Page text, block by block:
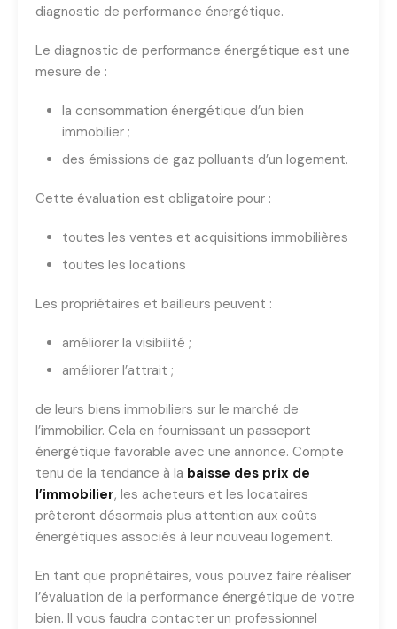
diagnostic de performance énergétique.
Le diagnostic de performance énergétique est une
mesure de :
la consommation énergétique d’un bien
immobilier ;
des émissions de gaz polluants d’un logement.
Cette évaluation est obligatoire pour :
toutes les ventes et acquisitions immobilières
toutes les locations
Les propriétaires et bailleurs peuvent :
améliorer la visibilité ;
améliorer l’attrait ;
de leurs biens immobiliers sur le marché de
l’immobilier. Cela en fournissant un passeport
énergétique favorable avec une annonce. Compte
tenu de la tendance à la baisse des prix de
l’immobilier, les acheteurs et les locataires
prêteront désormais plus attention aux coûts
énergétiques associés à leur nouveau logement.
En tant que propriétaires, vous pouvez faire réaliser
l’évaluation de la performance énergétique de votre
bien. Il vous faudra contacter un professionnel